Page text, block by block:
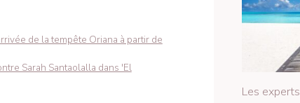
de la tempête Oriana à partir de
Sarah Santaolalla dans 'El
Les